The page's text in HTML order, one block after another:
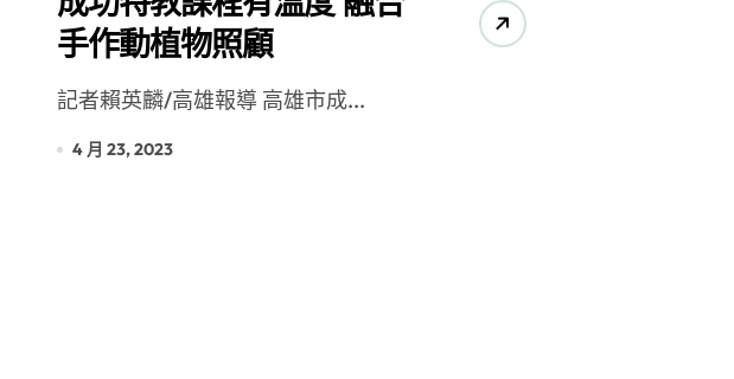
手作動植物照顧
記者賴英麟/高雄報導 高雄市成...
4 月 23, 2023